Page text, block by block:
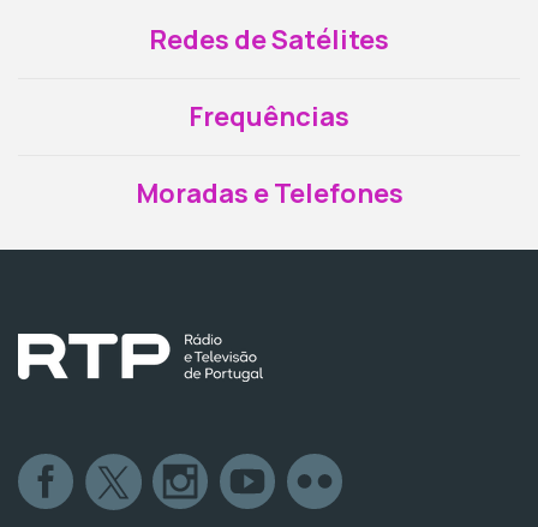
Redes de Satélites
Frequências
Moradas e Telefones